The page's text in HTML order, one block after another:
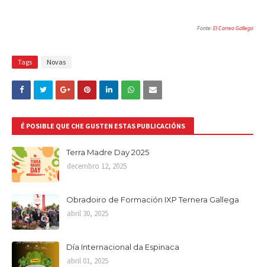
Fonte:El Correo Gallego
Tags Novas
É POSIBLE QUE CHE GUSTEN ESTAS PUBLICACIÓNS
Terra Madre Day 2025
decembro 12, 2025
Obradoiro de Formación IXP Ternera Gallega
abril 30, 2025
Día Internacional da Espinaca
abril 01, 2025